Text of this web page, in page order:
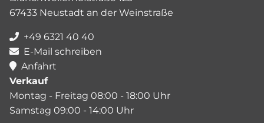
67433 Neustadt an der Weinstraße
+49 6321 40 40
E-Mail schreiben
Anfahrt
Verkauf
Montag - Freitag 08:00 - 18:00 Uhr
Samstag 09:00 - 14:00 Uhr